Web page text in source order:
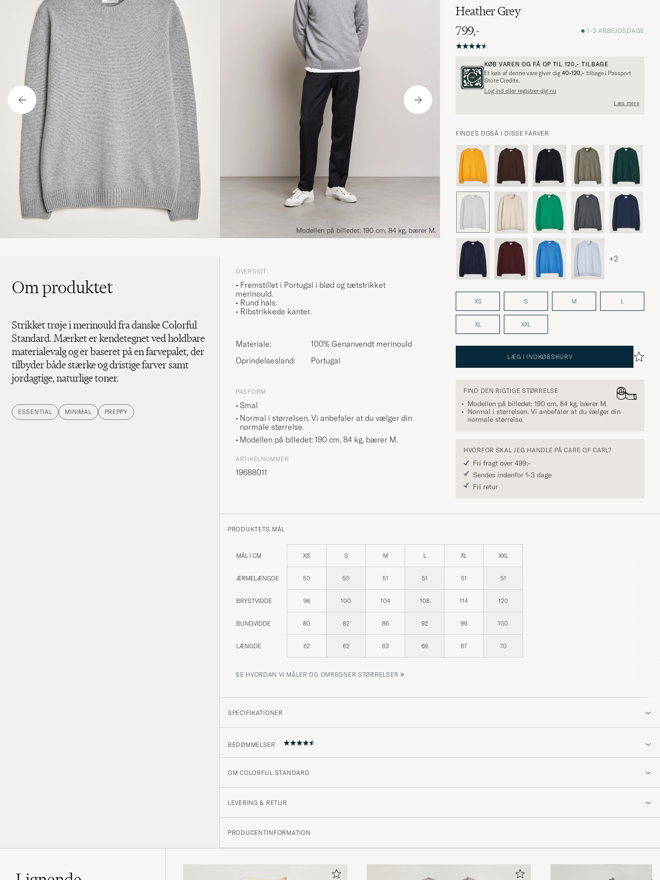
Modellen på billedet: 190 cm, 84 kg, bærer M.
Heather Grey
799,-
1-3 ARBEJDSDAGE
KØB VAREN OG FÅ OP TIL 120,- TILBAGE
Et køb af denne vare giver dig 40-120,- tilbage i Passport
Store Credits.
Log ind eller registrer dig nu
Læs mere
FINDES OGSÅ I DISSE FARVER
+2
XS S M L
XL XXL
LÆG I INDKØBSKURV
FIND DEN RIGTIGE STØRRELSE
Modellen på billedet: 190 cm, 84 kg, bærer M.
Normal i størrelsen. Vi anbefaler at du vælger din
normale størrelse.
HVORFOR SKAL JEG HANDLE PÅ CARE OF CARL?
Fri fragt over 499;-
Sendes indenfor 1-3 dage
Fri retur
Om produktet
Strikket trøje i merinould fra danske Colorful
Standard. Mærket er kendetegnet ved holdbare
materialevalg og er baseret på en farvepalet, der
tilbyder både stærke og dristige farver samt
jordagtige, naturlige toner.
ESSENTIAL MINIMAL PREPPY
OVERSIGT
• Fremstillet i Portugal i blød og tætstrikket
merinould.
• Rund hals.
• Ribstrikkede kanter.
Materiale:
100% Genanvendt merinould
Oprindelsesland:
Portugal
PASFORM
Smal
Normal i størrelsen. Vi anbefaler at du vælger din
normale størrelse.
Modellen på billedet: 190 cm, 84 kg, bærer M.
ARTIKELNUMMER
19688011
PRODUKTETS MÅL
MÅL I CM XS S M L XL XXL
ÆRMELÆNGDE 50 50 51 51 51 51
BRYSTVIDDE 96 100 104 108 114 120
BUNDVIDDE 80 82 86 92 96 100
LÆNGDE 62 62 63 66 67 70
SE HVORDAN VI MÅLER OG OMREGNER STØRRELSER »
SPECIFIKATIONER
BEDØMMELSER
4.7
(34)
OM COLORFUL STANDARD
LEVERING & RETUR
PRODUCENTINFORMATION